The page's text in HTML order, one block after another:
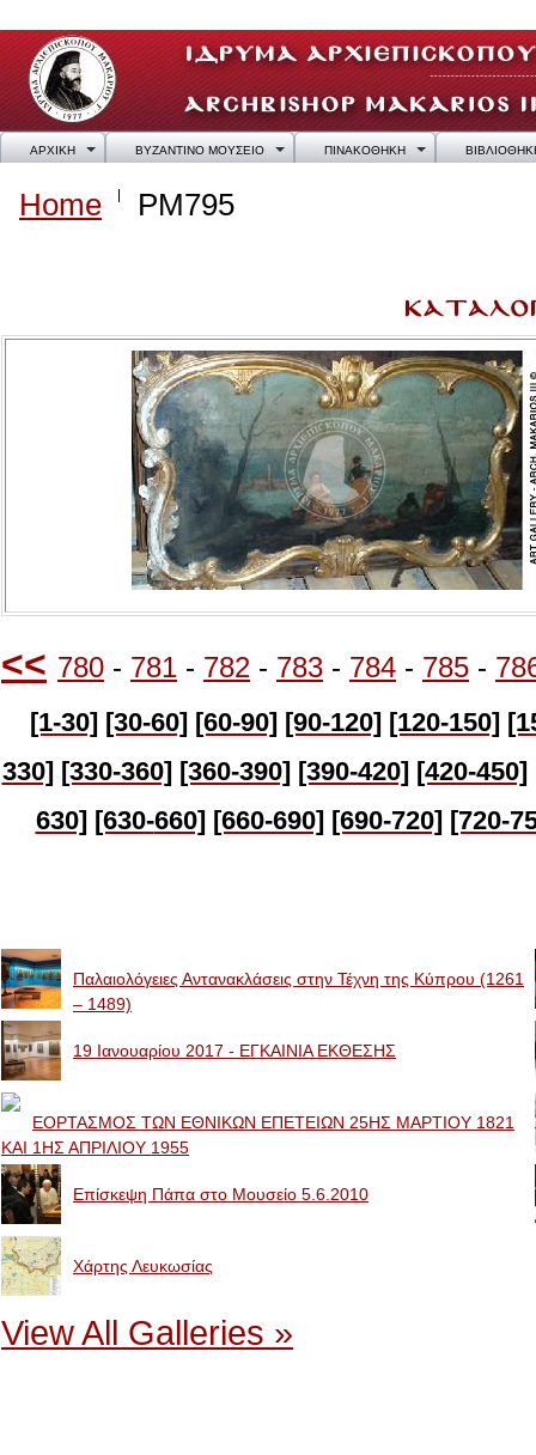
ΑΡΧΙΚΗ ΒΥΖΑΝΤΙΝΟ ΜΟΥΣΕΙΟ ΠΙΝΑΚΟΘΗΚΗ
Home PM795
<< 780 - 781 - 782 - 783 - 784 - 785 -
[1-30] [30-60] [60-90] [90-120] [120-150]
330] [330-360] [360-390] [390-420] [420-450]
630] [630-660] [660-690] [690-720] [720-
Παλαιολόγειες Αντανακλάσεις στην Τέχνη της Κύπρου (1261
– 1489)
19 Ιανουαρίου 2017 - ΕΓΚΑΙΝΙΑ ΕΚΘΕΣΗΣ
ΕΟΡΤΑΣΜΟΣ ΤΩΝ ΕΘΝΙΚΩΝ ΕΠΕΤΕΙΩΝ 25ΗΣ ΜΑΡΤΙΟΥ 1821
ΚΑΙ 1ΗΣ ΑΠΡΙΛΙΟΥ 1955
Επίσκεψη Πάπα στο Μουσείο 5.6.2010
Χάρτης Λευκωσίας
View All Galleries »